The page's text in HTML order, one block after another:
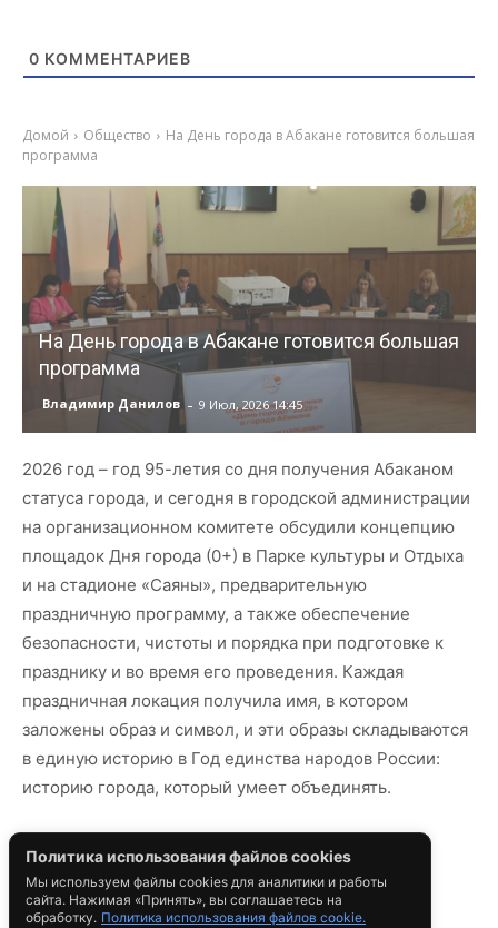
Политика использования файлов cookies
Мы используем файлы cookies для аналитики и работы
сайта. Нажимая «Принять», вы соглашаетесь на
обработку. Политика использования файлов cookie.
0 КОММЕНТАРИЕВ